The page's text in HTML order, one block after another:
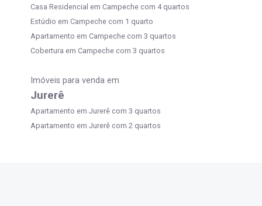
Casa Residencial em Campeche com 4 quartos
Estúdio em Campeche com 1 quarto
Apartamento em Campeche com 3 quartos
Cobertura em Campeche com 3 quartos
Imóveis para venda em
Jurerê
Apartamento em Jurerê com 3 quartos
Apartamento em Jurerê com 2 quartos